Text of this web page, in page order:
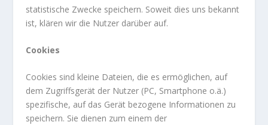
statistische Zwecke speichern. Soweit dies uns bekannt
ist, klären wir die Nutzer darüber auf.
Cookies
Cookies sind kleine Dateien, die es ermöglichen, auf
dem Zugriffsgerät der Nutzer (PC, Smartphone o.ä.)
spezifische, auf das Gerät bezogene Informationen zu
speichern. Sie dienen zum einem der